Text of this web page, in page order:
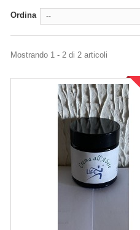
Ordina --
Mostrando 1 - 2 di 2 articoli